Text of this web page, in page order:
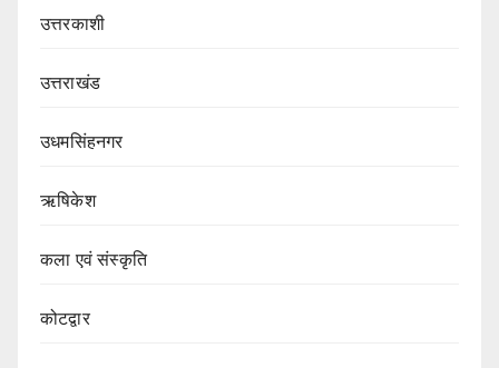
उत्तरकाशी
उत्तराखंड
उधमसिंहनगर
ऋषिकेश
कला एवं संस्कृति
कोटद्वार